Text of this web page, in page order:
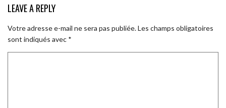
LEAVE A REPLY
Votre adresse e-mail ne sera pas publiée.Les champs obligatoires
sont indiqués avec *